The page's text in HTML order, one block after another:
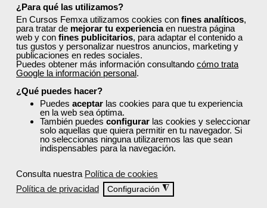
¿Para qué las utilizamos?
En Cursos Femxa utilizamos cookies con fines analíticos,
para tratar de mejorar tu experienciaen nuestra página
web y con fines publicitarios, para adaptar el contenido a
tus gustos y personalizar nuestros anuncios, marketing y
publicaciones en redes sociales.
Puedes obtener más información consultando cómo trata
Google la información personal.
¿Qué puedes hacer?
Puedes aceptar las cookies para que tu experiencia
en la web sea óptima.
También puedes configurar las cookies y seleccionar
solo aquellas que quiera permitir en tu navegador. Si
no seleccionas ninguna utilizaremos las que sean
indispensables para la navegación.
Consulta nuestra Política de cookies
Política de privacidad
Configuración ◮
empresarial, entre muchas otras. Todos los
programas están actualizados con contenidos
prácticos y enfocados en las necesidades reales del
mercado laboral.
Descubre cursos tan útiles como:
Analítica web en el sector comercio
Técnicas de venta
Normativa de calidad alimentaria BCR: última
versión
Seguridad y expediente de producto
prefabricados
Todos ellos cuentan con acreditación oficial.